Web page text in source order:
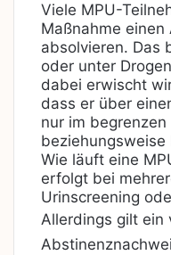
Viele MPU-
Maßnahme
absolvieren. Das
oder unter
dabei erwischt
dass er über
nur im
beziehungsweise
Wie läuft eine
erfolgt bei
Urinscreening
Allerdings gilt ein